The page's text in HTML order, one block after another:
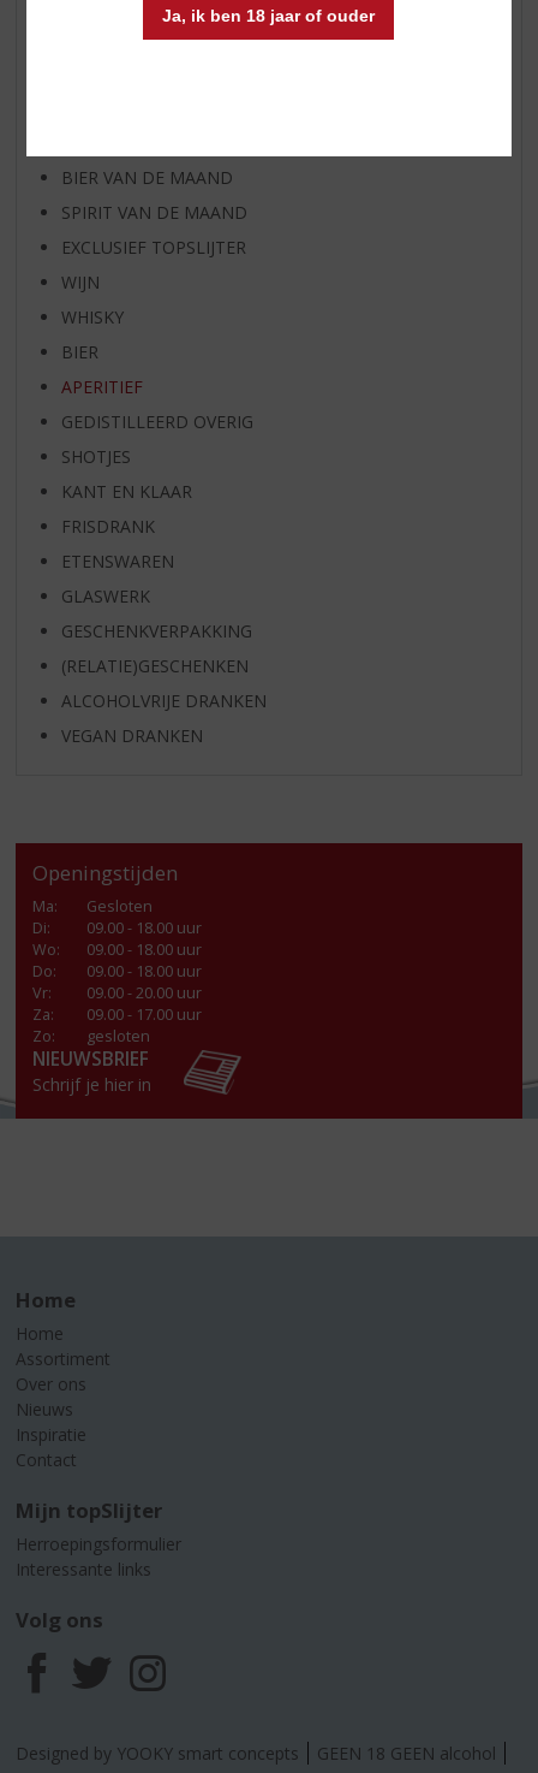
Ja, ik ben 18 jaar of ouder
AANBIEDINGEN
BIER VAN DE MAAND
SPIRIT VAN DE MAAND
EXCLUSIEF TOPSLIJTER
WIJN
WHISKY
BIER
APERITIEF
GEDISTILLEERD OVERIG
SHOTJES
KANT EN KLAAR
FRISDRANK
ETENSWAREN
GLASWERK
GESCHENKVERPAKKING
(RELATIE)GESCHENKEN
ALCOHOLVRIJE DRANKEN
VEGAN DRANKEN
Openingstijden
Ma:
Gesloten
Di:
09.00 - 18.00 uur
Wo:
09.00 - 18.00 uur
Do:
09.00 - 18.00 uur
Vr:
09.00 - 20.00 uur
Za:
09.00 - 17.00 uur
Zo:
gesloten
NIEUWSBRIEF
Schrijf je hier in
Home
Home
Assortiment
Over ons
Nieuws
Inspiratie
Contact
Mijn topSlijter
Herroepingsformulier
Interessante links
Volg ons
F
a
T
w
I
n
Designed by YOOKY smart concepts GEEN 18 GEEN alcohol